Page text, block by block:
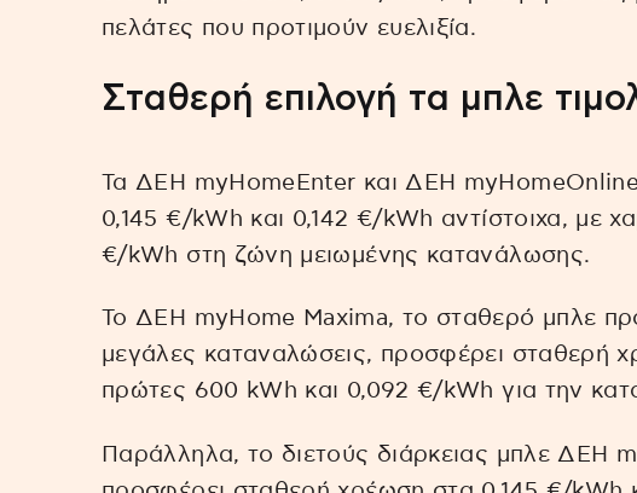
πελάτες που προτιμούν ευελιξία.
Σταθερή επιλογή τα μπλε
Τα ΔΕΗ myHomeEnter και ΔΕΗ
0,145 €/kWh και 0,142 €/kWh αντίστοιχα, με
€/kWh στη ζώνη μειωμένης κατανάλωσης.
Το ΔΕΗ myHome Maxima, το σταθερό μπλε
μεγάλες καταναλώσεις, προσφέρει σταθερή
πρώτες 600 kWh και 0,092 €/kWh για την
Παράλληλα, το διετούς διάρκειας μπλε ΔΕΗ